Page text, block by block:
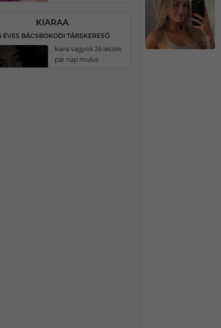
KIARAA
ÉVES BÁCSBOKODI TÁRSKERESŐ
kiara vagyok 26 leszek
pár nap mulva